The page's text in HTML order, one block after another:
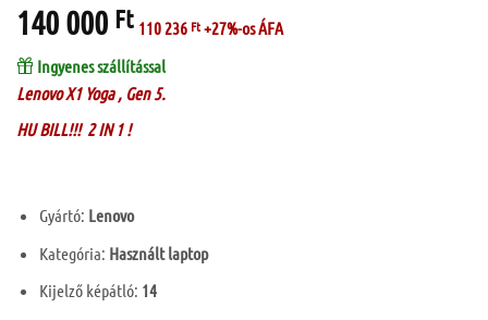
000 Ft.
140 000 FtCurrent
price
is:
140
000 Ft.
110 236 Ft+27%-os ÁFA
Ingyenes szállítással
Lenovo X1 Yoga , Gen 5.
HU BILL!!! 2 IN 1 !
Gyártó: Lenovo
Kategória: Használt laptop
Kijelző képátló: 14